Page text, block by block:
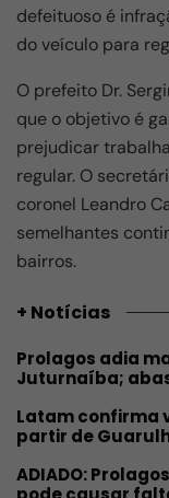
defeituoso é
do veículo para
O prefeito Dr.
que o objetivo é
prejudicar
regular. O
coronel Leandro
semelhantes
bairros.
+ Notícias
Prolagos adia
Juturnaíba;
Latam confirma
partir de
ADIADO: